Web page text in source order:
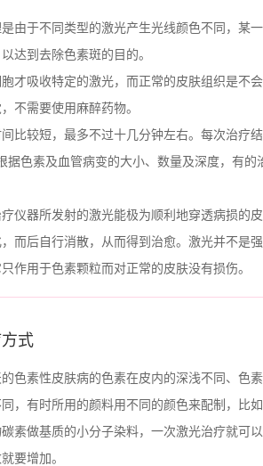
于不同类型的激光产生光线颜色不同，某
达到去除色素斑的目的。
吸收特定的激光，而正常的皮肤组织是不
不需要使用麻醉药物。
较短，最多不过十几分钟左右。每次治疗
据色素及血管病变的大小、数量及深度，有
器所发射的激光能极为顺利地穿透病损的
而后自行消散，从而得到治愈。激光并不是
作用于色素颗粒而对正常的皮肤没有损伤。
式
素性皮肤病的色素在皮内的深浅不同、色
，有时所用的颜料用不同的颜色来配制，比
素做基质的小分子染料，一次激光治疗就可
要增加。